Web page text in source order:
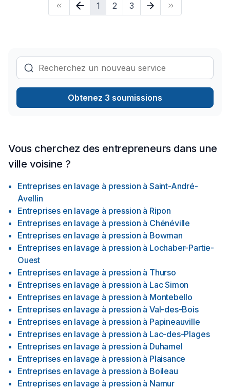
1 2 3
Obtenez 3 soumissions
Vous cherchez des entrepreneurs dans une
ville voisine ?
Entreprises en lavage à pression à Saint-André-
Avellin
Entreprises en lavage à pression à Ripon
Entreprises en lavage à pression à Chénéville
Entreprises en lavage à pression à Bowman
Entreprises en lavage à pression à Lochaber-Partie-
Ouest
Entreprises en lavage à pression à Thurso
Entreprises en lavage à pression à Lac Simon
Entreprises en lavage à pression à Montebello
Entreprises en lavage à pression à Val-des-Bois
Entreprises en lavage à pression à Papineauville
Entreprises en lavage à pression à Lac-des-Plages
Entreprises en lavage à pression à Duhamel
Entreprises en lavage à pression à Plaisance
Entreprises en lavage à pression à Boileau
Entreprises en lavage à pression à Namur